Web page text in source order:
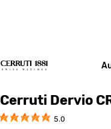
Cerruti Dervio
5.0